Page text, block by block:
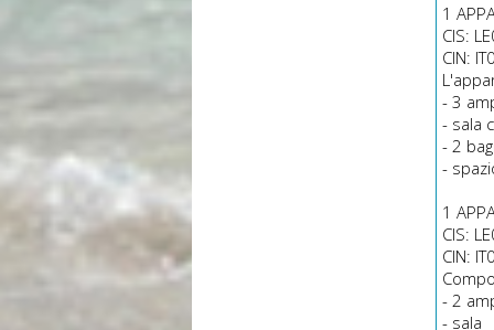
1
CIS:
CIN:
- 3
- sala
- 2
-
1
CIS:
CIN:
- 2
- sala